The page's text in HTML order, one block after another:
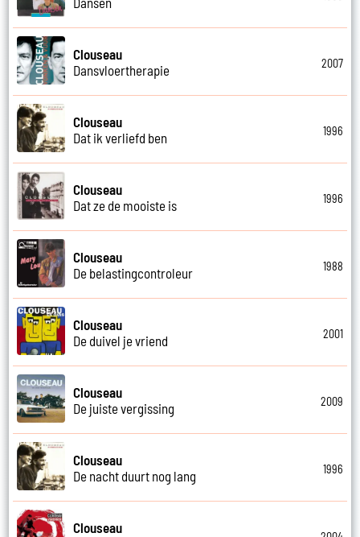
Clouseau
Dansvloertherapie
2007
Clouseau
Dat ik verliefd ben
1996
Clouseau
Dat ze de mooiste is
1996
Clouseau
De belastingcontroleur
1988
Clouseau
De duivel je vriend
2001
Clouseau
De juiste vergissing
2009
Clouseau
De nacht duurt nog lang
1996
Clouseau